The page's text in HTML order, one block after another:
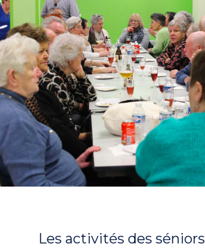
Les activités des séniors